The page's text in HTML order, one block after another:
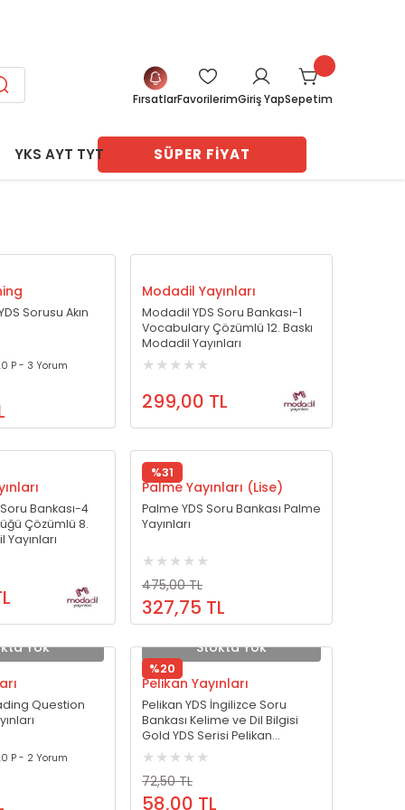
FırsatlarFavorilerimGiriş YapSepetim
Test
Test
YKS AYT TYT SÜPER FİYAT
Sorusu Akın
P - 3 Yorum
Modadil Yayınları
Modadil YDS Soru Bankası-1
Vocabulary Çözümlü 12. Baskı
Modadil Yayınları
299,00 TL
Bankası-4
Çözümlü 8.
Yayınları
%31
Palme Yayınları (Lise)
Palme YDS Soru Bankası Palme
Yayınları
475,00 TL
327,75 TL
Yok
Question
P - 2 Yorum
Stokta Yok
%20
Pelikan Yayınları
Pelikan YDS İngilizce Soru
Bankası Kelime ve Dil Bilgisi
Gold YDS Serisi Pelikan
Yayınları
72,50 TL
58,00 TL